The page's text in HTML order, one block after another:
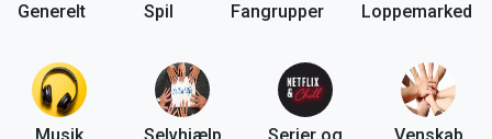
Generelt Spil Fangrupper Loppemarked